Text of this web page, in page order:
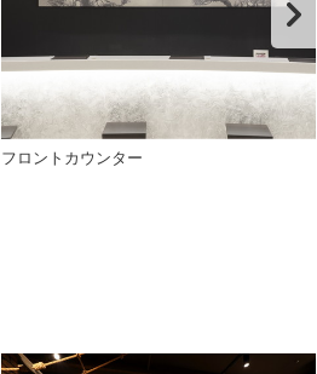
フロントカウンター